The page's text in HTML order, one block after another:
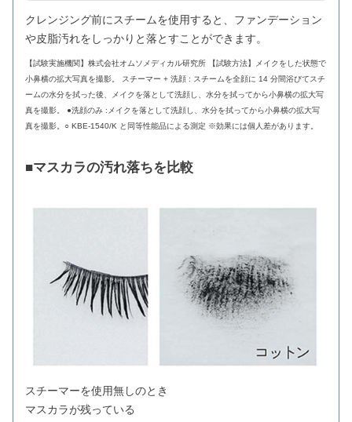
クレンジング前にスチームを使用すると、ファンデーション
や皮脂汚れをしっかりと落とすことができます。
【試験実施機関】株式会社オムソメディカル研究所 【試験方法】メイクをした状態で
小鼻横の拡大写真を撮影。 スチーマー + 洗顔 : スチームを全顔に 14 分間浴びてスチ
ームの水分を拭った後、メイクを落として洗顔し、水分を拭ってから小鼻横の拡大写
真を撮影。 ●洗顔のみ :メイクを落として洗顔し、水分を拭ってから小鼻横の拡大写
真を撮影。○ KBE-1540/K と同等性能品による測定 ※効果には個人差があります。
■マスカラの汚れ落ちを比較
スチーマーを使用無しのとき
マスカラが残っている